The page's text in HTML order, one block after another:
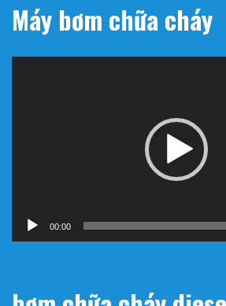
Máy bơm chữa cháy
00:00